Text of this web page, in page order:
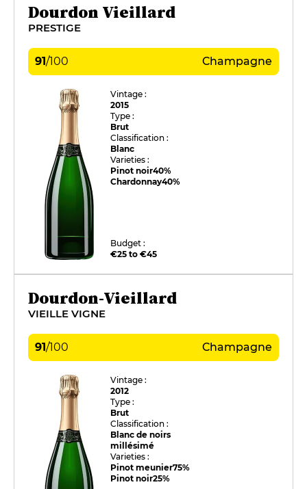
Dourdon Vieillard
PRESTIGE
91/100 Champagne
Vintage :
2015
Type :
Brut
Classification :
Blanc
Varieties :
Pinot noir40%
Chardonnay40%
Budget :
€25 to €45
Dourdon-Vieillard
VIEILLE VIGNE
91/100 Champagne
Vintage :
2012
Type :
Brut
Classification :
Blanc de noirs
millésimé
Varieties :
Pinot meunier75%
Pinot noir25%